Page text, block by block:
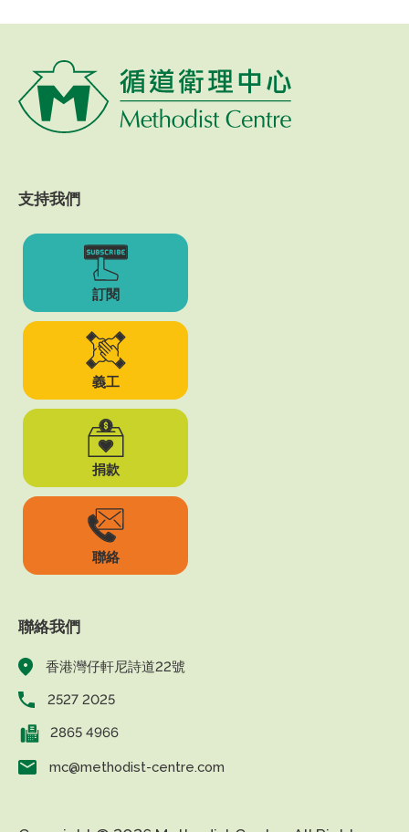
支持我們
訂閱
義工
捐款
聯絡
聯絡我們
香港灣仔軒尼詩道22號
2527 2025
2865 4966
mc@methodist-centre.com